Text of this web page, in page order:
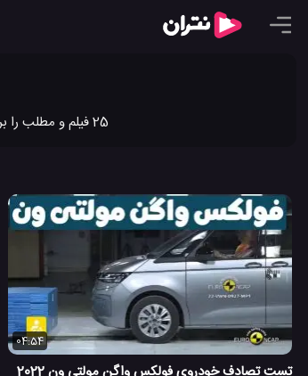
25 فیلم و مطلب را برای کمپانی فولکس واگن در نتران به اشتراک گذاشته ایم. جدیدترین ویدیو کلیپ ها و مطالب کمپانی فولکس واگن را در نتران ببینید.
04:54